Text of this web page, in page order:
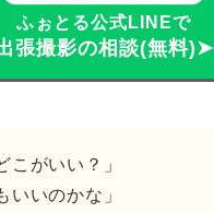
ふぉとる公式LINEで
張撮影の相談(無料)➤
こがいい？」
いいのかな」